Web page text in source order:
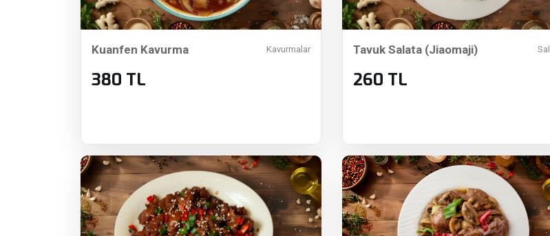
Kuanfen Kavurma Kavurmalar
380 TL
Tavuk Salata (Jiaomaji)
260 TL